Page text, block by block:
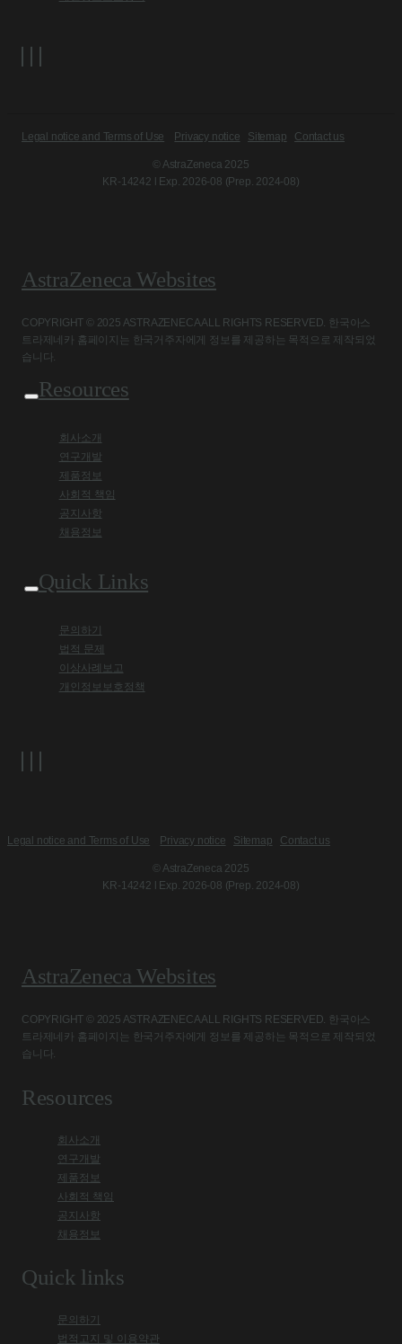
Legal notice and Terms of Use Privacy notice Sitemap Contact us
© AstraZeneca 2025
KR-14242 l Exp. 2026-08 (Prep. 2024-08)
AstraZeneca Websites
COPYRIGHT © 2025 ASTRAZENECA ALL RIGHTS RESERVED. 한국아스
트라제네카 홈페이지는 한국거주자에게 정보를 제공하는 목적으로 제작되었
습니다.
Resources
회사소개
연구개발
제품정보
사회적 책임
공지사항
채용정보
Quick Links
문의하기
법적 문제
이상사례보고
개인정보보호정책
Legal notice and Terms of Use Privacy notice Sitemap Contact us
© AstraZeneca 2025
KR-14242 l Exp. 2026-08 (Prep. 2024-08)
AstraZeneca Websites
COPYRIGHT © 2025 ASTRAZENECA ALL RIGHTS RESERVED. 한국아스
트라제네카 홈페이지는 한국거주자에게 정보를 제공하는 목적으로 제작되었
습니다.
Resources
회사소개
연구개발
제품정보
사회적 책임
공지사항
채용정보
Quick links
문의하기
법적고지 및 이용약관